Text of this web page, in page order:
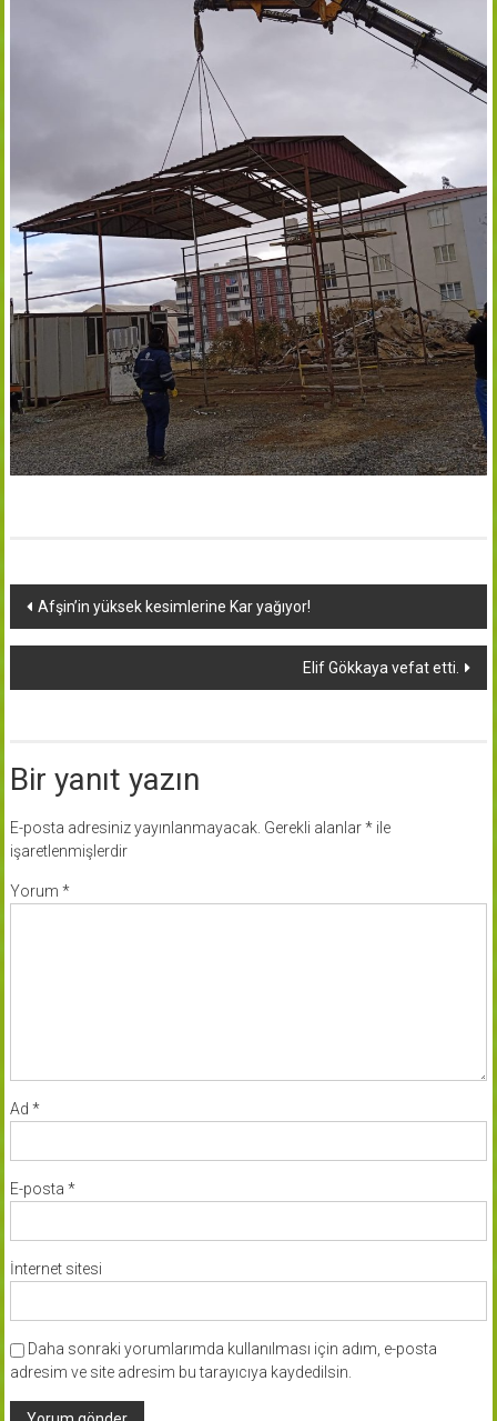
Yazı
dolaşımı
Afşin’in yüksek kesimlerine Kar yağıyor!
Elif Gökkaya vefat etti.
Bir yanıt yazın
E-posta adresiniz yayınlanmayacak. Gerekli alanlar*ile
işaretlenmişlerdir
Yorum *
Ad *
E-posta *
İnternet sitesi
Daha sonraki yorumlarımda kullanılması için adım, e-posta
adresim ve site adresim bu tarayıcıya kaydedilsin.